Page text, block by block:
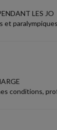
LES JO
et
conditions,